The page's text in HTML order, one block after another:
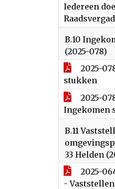
Iedereen
B.10
(2025-078)
2025-
stukken
2025-
Ingekomen
B.11
33 Helden
2025-
-